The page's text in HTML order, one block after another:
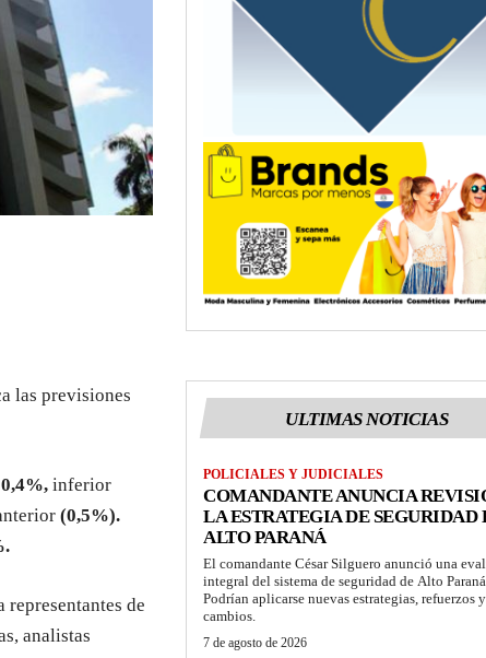
las previsiones
0,4%, inferior
(0,5%).
representantes de
analistas
ULTIMAS NOTICIAS
POLICIALES Y JUDICIALES
COMANDANTE ANUNCIA
LA ESTRATEGIA DE SEGURIDAD
ALTO PARANÁ
El comandante César Silguero anunció una
integral del sistema de seguridad de Alto
Podrían aplicarse nuevas estrategias, refuerzos y
cambios.
7 de agosto de 2026